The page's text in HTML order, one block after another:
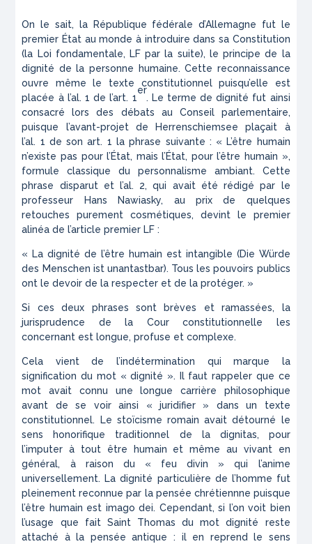
On le sait, la République fédérale d’Allemagne fut le
premier État au monde à introduire dans sa Constitution
(la Loi fondamentale, LF par la suite), le principe de la
dignité de la personne humaine. Cette reconnaissance
ouvre même le texte constitutionnel puisqu’elle est
placée à l’al. 1 de l’art. 1
er
. Le terme de dignité fut ainsi
consacré lors des débats au Conseil parlementaire,
puisque l’avant-projet de Herrenschiemsee plaçait à
l’al. 1 de son art. 1 la phrase suivante : « L’être humain
n’existe pas pour l’État, mais l’État, pour l’être humain »,
formule classique du personnalisme ambiant. Cette
phrase disparut et l’al. 2, qui avait été rédigé par le
professeur Hans Nawiasky, au prix de quelques
retouches purement cosmétiques, devint le premier
alinéa de l’article premier LF :
« La dignité de l’être humain est intangible (Die Würde
des Menschen ist unantastbar). Tous les pouvoirs publics
ont le devoir de la respecter et de la protéger. »
Si ces deux phrases sont brèves et ramassées, la
jurisprudence de la Cour constitutionnelle les
concernant est longue, profuse et complexe.
Cela vient de l’indétermination qui marque la
signification du mot « dignité ». Il faut rappeler que ce
mot avait connu une longue carrière philosophique
avant de se voir ainsi « juridifier » dans un texte
constitutionnel. Le stoïcisme romain avait détourné le
sens honorifique traditionnel de la dignitas, pour
l’imputer à tout être humain et même au vivant en
général, à raison du « feu divin » qui l’anime
universellement. La dignité particulière de l’homme fut
pleinement reconnue par la pensée chrétiennne puisque
l’être humain est imago dei. Cependant, si l’on voit bien
l’usage que fait Saint Thomas du mot dignité reste
attaché à la pensée antique : il en reprend le sens